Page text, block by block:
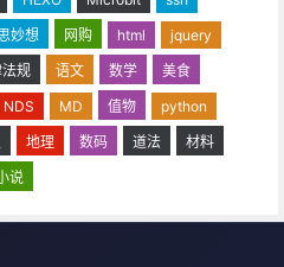
妙想 网购 html
jquery
规 语文 数学
美食
NDS MD 值物
python
地理 数码 道法
材料
说